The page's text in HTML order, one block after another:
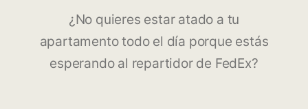
¿No quieres estar atado a tu
apartamento todo el día porque estás
esperando al repartidor de FedEx?